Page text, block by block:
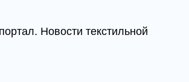
Новости текстильной